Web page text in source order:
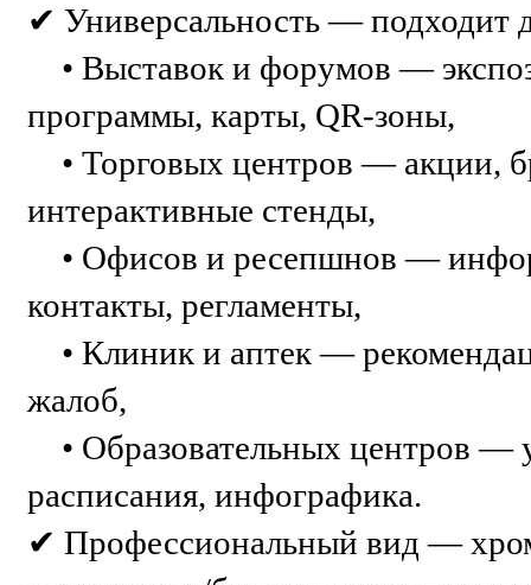
✔ Универсальность — подходит
• Выставок и форумов —
программы, карты, QR-зоны,
• Торговых центров — акции,
интерактивные стенды,
• Офисов и ресепшнов —
контакты, регламенты,
• Клиник и аптек —
жалоб,
• Образовательных центров —
расписания, инфографика.
✔ Профессиональный вид —